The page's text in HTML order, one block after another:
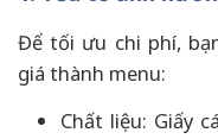
Để tối ưu chi phí,
giá thành menu:
Chất liệu: Giấy